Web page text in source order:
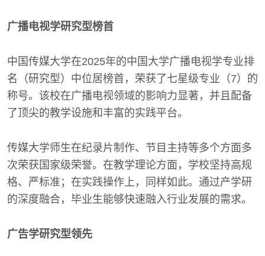
广播电视学研究型榜首
中国传媒大学在2025年的中国大学广播电视学专业排
名（研究型）中位居榜首，荣获了七星级专业（7）的
称号。该校在广播电视领域的影响力显著，并且配备
了顶尖的教学设施和丰富的实践平台。
传媒大学师生在纪录片制作、节目主持等多个方面多
次荣获国家级荣誉。在教学理论方面，学校坚持高规
格、严标准；在实践操作上，同样如此。通过产学研
的深度融合，毕业生能够快速融入行业发展的需求。
广告学研究型领先